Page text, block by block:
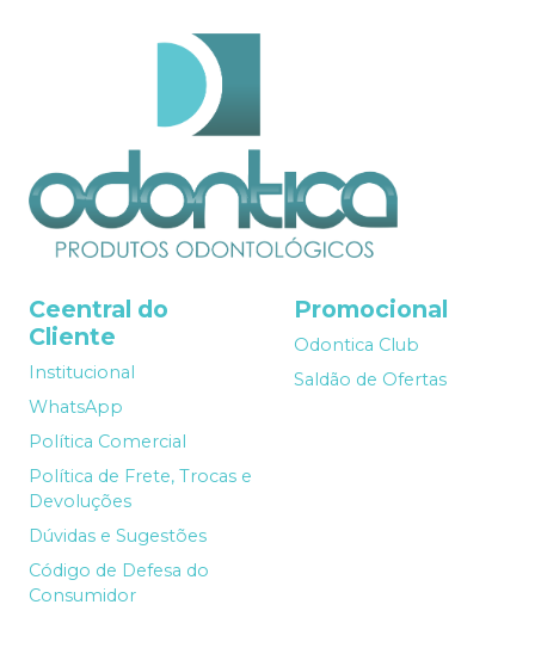
Ceentral do
Cliente
Institucional
WhatsApp
Política Comercial
Política de Frete, Trocas e
Devoluções
Dúvidas e Sugestões
Código de Defesa do
Consumidor
Promocional
Odontica Club
Saldão de Ofertas